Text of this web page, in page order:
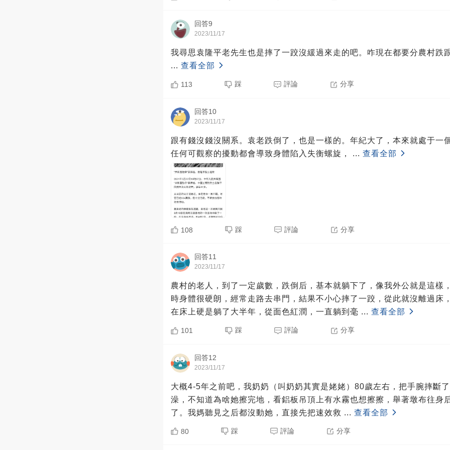
回答9
2023/11/17
我尋思袁隆平老先生也是摔了一跤沒緩過來走的吧。咋現在都要分農村跌
... 查看全部
113 踩 評論 分享
回答10
2023/11/17
跟有錢沒錢沒關系。袁老跌倒了，也是一樣的。年紀大了，本來就處于一
任何可觀察的擾動都會導致身體陷入失衡螺旋， ... 查看全部
108 踩 評論 分享
回答11
2023/11/17
農村的老人，到了一定歲數，跌倒后，基本就躺下了，像我外公就是這樣
時身體很硬朗，經常走路去串門，結果不小心摔了一跤，從此就沒離過床
在床上硬是躺了大半年，從面色紅潤，一直躺到毫 ... 查看全部
101 踩 評論 分享
回答12
2023/11/17
大概4-5年之前吧，我奶奶（叫奶奶其實是姥姥）80歲左右，把手腕摔斷
澡，不知道為啥她擦完地，看鋁板吊頂上有水霧也想擦擦，舉著墩布往身
了。我媽聽見之后都沒動她，直接先把速效救 ... 查看全部
80 踩 評論 分享